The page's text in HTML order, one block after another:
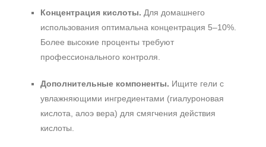
Концентрация кислоты. Для домашнего
использования оптимальна концентрация 5–10%.
Более высокие проценты требуют
профессионального контроля.
Дополнительные компоненты. Ищите гели с
увлажняющими ингредиентами (гиалуроновая
кислота, алоэ вера) для смягчения действия
кислоты.